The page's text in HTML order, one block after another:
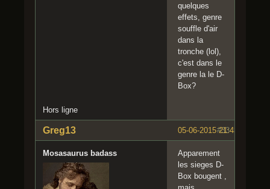
quelques
effets, genre
souffle d'air
dans la
tronche (lol),
c'est dans le
genre la le D-
Box?
Hors ligne
#33
05-06-2015 21:43:07
Greg13
Mosasaurus badass
Apparement
les sieges D-
Box bougent ,